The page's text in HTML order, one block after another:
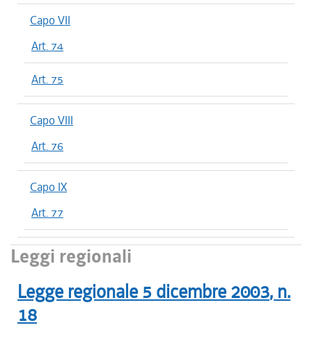
Capo VII
Art. 74
Art. 75
Capo VIII
Art. 76
Capo IX
Art. 77
Leggi regionali
Legge regionale 5 dicembre 2003, n.
18